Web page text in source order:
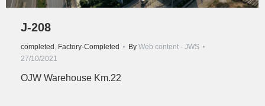
J-208
completed, Factory-Completed By Web content - JWS
27/10/2021
OJW Warehouse Km.22